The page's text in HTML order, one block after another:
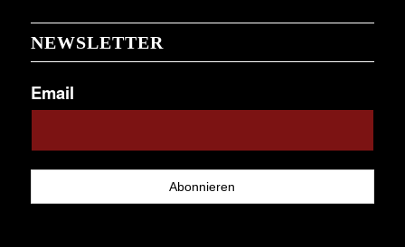
NEWSLETTER
Email